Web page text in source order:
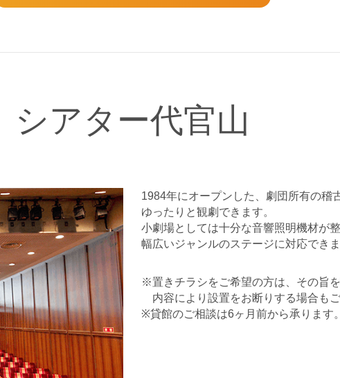
シアター代官山
1984年にオープンした、劇団所有の稽
ゆったりと観劇できます。
小劇場としては十分な音響照明機材が
幅広いジャンルのステージに対応できま
※置きチラシをご希望の方は、その旨
内容により設置をお断りする場合も
※貸館のご相談は6ヶ月前から承ります。